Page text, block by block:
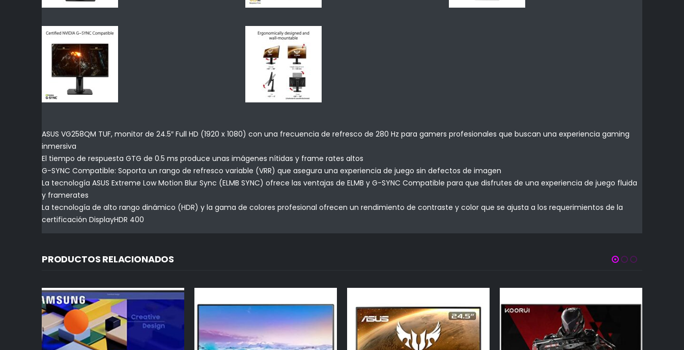
ASUS VG258QM TUF, monitor de 24.5″ Full HD (1920 x 1080) con una frecuencia de refresco de 280 Hz para gamers profesionales que buscan una experiencia gaming
inmersiva
El tiempo de respuesta GTG de 0.5 ms produce unas imágenes nítidas y frame rates altos
G-SYNC Compatible: Soporta un rango de refresco variable (VRR) que asegura una experiencia de juego sin defectos de imagen
La tecnología ASUS Extreme Low Motion Blur Sync (ELMB SYNC) ofrece las ventajas de ELMB y G-SYNC Compatible para que disfrutes de una experiencia de juego fluida
y framerates
La tecnología de alto rango dinámico (HDR) y la gama de colores profesional ofrecen un rendimiento de contraste y color que se ajusta a los requerimientos de la
certificación DisplayHDR 400
PRODUCTOS RELACIONADOS